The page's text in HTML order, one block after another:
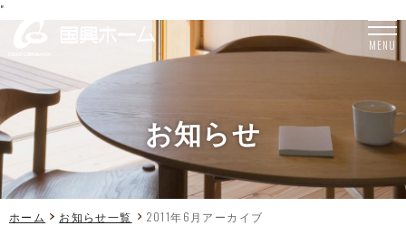
"
MENU
お知らせ
ホーム お知らせ一覧 2011年6月アーカイブ